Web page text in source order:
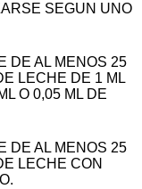
SEGUN UNO
DE AL MENOS 25
LECHE DE 1 ML
O 0,05 ML DE
DE AL MENOS 25
LECHE CON